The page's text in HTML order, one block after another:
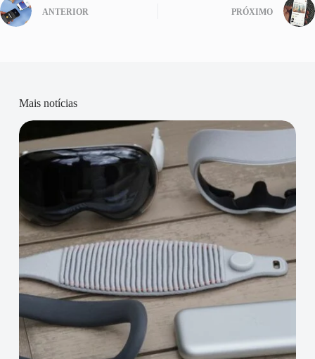
ANTERIOR PRÓXIMO
Mais notícias